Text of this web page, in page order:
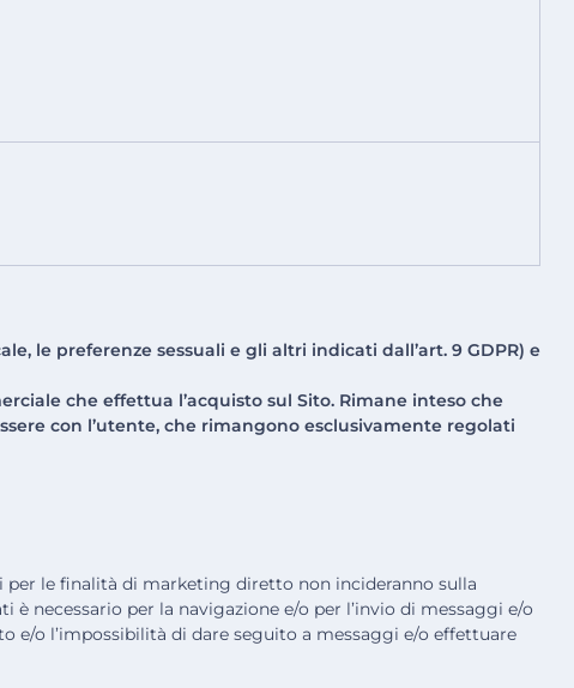
le preferenze sessuali e gli altri indicati dall’art. 9 GDPR) e
che effettua l’acquisto sul Sito. Rimane inteso che
con l’utente, che rimangono esclusivamente regolati
le finalità di marketing diretto non incideranno sulla
necessario per la navigazione e/o per l’invio di messaggi e/o
e/o l’impossibilità di dare seguito a messaggi e/o effettuare